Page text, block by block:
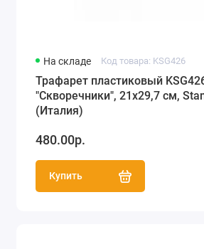
На складе Код товара: KSG426
Трафарет пластиковый
"Скворечники", 21х29,7 см,
(Италия)
480.00р.
Купить